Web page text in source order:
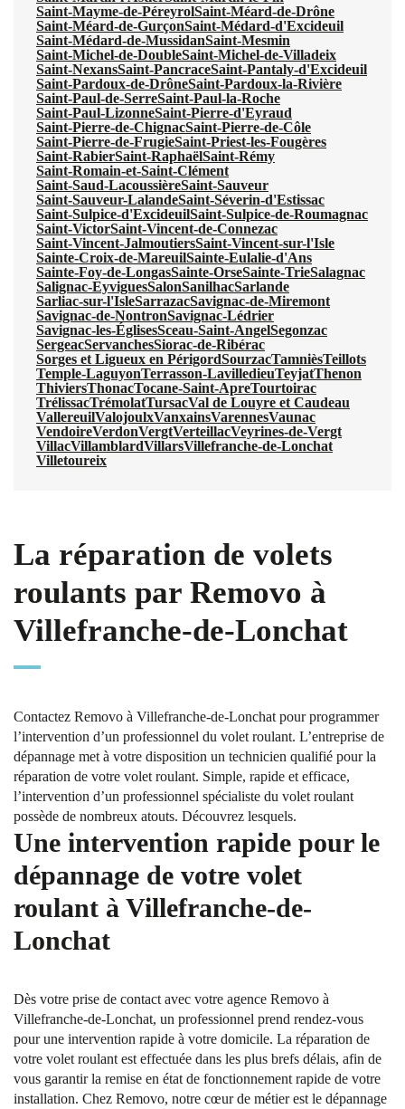
Saint-Mayme-de-PéreyrolSaint-Méard-de-Drône
Saint-Méard-de-GurçonSaint-Médard-d'Excideuil
Saint-Médard-de-MussidanSaint-Mesmin
Saint-Michel-de-DoubleSaint-Michel-de-Villadeix
Saint-NexansSaint-PancraceSaint-Pantaly-d'Excideuil
Saint-Pardoux-de-DrôneSaint-Pardoux-la-Rivière
Saint-Paul-de-SerreSaint-Paul-la-Roche
Saint-Paul-LizonneSaint-Pierre-d'Eyraud
Saint-Pierre-de-ChignacSaint-Pierre-de-Côle
Saint-Pierre-de-FrugieSaint-Priest-les-Fougères
Saint-RabierSaint-RaphaëlSaint-Rémy
Saint-Romain-et-Saint-Clément
Saint-Saud-LacoussièreSaint-Sauveur
Saint-Sauveur-LalandeSaint-Séverin-d'Estissac
Saint-Sulpice-d'ExcideuilSaint-Sulpice-de-Roumagnac
Saint-VictorSaint-Vincent-de-Connezac
Saint-Vincent-JalmoutiersSaint-Vincent-sur-l'Isle
Sainte-Croix-de-MareuilSainte-Eulalie-d'Ans
Sainte-Foy-de-LongasSainte-OrseSainte-TrieSalagnac
Salignac-EyviguesSalonSanilhacSarlande
Sarliac-sur-l'IsleSarrazacSavignac-de-Miremont
Savignac-de-NontronSavignac-Lédrier
Savignac-les-ÉglisesSceau-Saint-AngelSegonzac
SergeacServanchesSiorac-de-Ribérac
Sorges et Ligueux en PérigordSourzacTamnièsTeillots
Temple-LaguyonTerrasson-LavilledieuTeyjatThenon
ThiviersThonacTocane-Saint-ApreTourtoirac
TrélissacTrémolatTursacVal de Louyre et Caudeau
VallereuilValojoulxVanxainsVarennesVaunac
VendoireVerdonVergtVerteillacVeyrines-de-Vergt
VillacVillamblardVillarsVillefranche-de-Lonchat
Villetoureix
La réparation de volets
roulants par Removo à
Villefranche-de-Lonchat
Contactez Removo à Villefranche-de-Lonchat pour programmer
l’intervention d’un professionnel du volet roulant. L’entreprise de
dépannage met à votre disposition un technicien qualifié pour la
réparation de votre volet roulant. Simple, rapide et efficace,
l’intervention d’un professionnel spécialiste du volet roulant
possède de nombreux atouts. Découvrez lesquels.
Une intervention rapide pour le
dépannage de votre volet
roulant à Villefranche-de-
Lonchat
Dès votre prise de contact avec votre agence Removo à
Villefranche-de-Lonchat, un professionnel prend rendez-vous
pour une intervention rapide à votre domicile. La réparation de
votre volet roulant est effectuée dans les plus brefs délais, afin de
vous garantir la remise en état de fonctionnement rapide de votre
installation. Chez Removo, notre cœur de métier est le dépannage